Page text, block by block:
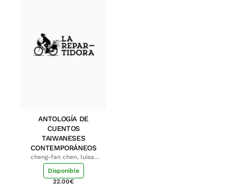
ANTOLOGÍA DE
CUENTOS
TAIWANESES
CONTEMPORÁNEOS
cheng-fan chen, luisa;
shu-ying chang, luisa
Disponible
22.00€